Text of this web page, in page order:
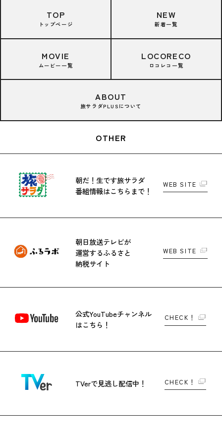
TOP
トップページ
NEW
新着一覧
MOVIE
ムービー一覧
LOCORECO
ロコレコ一覧
ABOUT
旅サラダPLUSについて
OTHER
朝だ！生です旅サラダ
番組情報はこちらまで！
WEB SITE
朝日放送テレビが
運営するふるさと
納税サイト
WEB SITE
公式YouTubeチャンネル
はこちら！
CHECK！
TVerで見逃し配信中！ CHECK！